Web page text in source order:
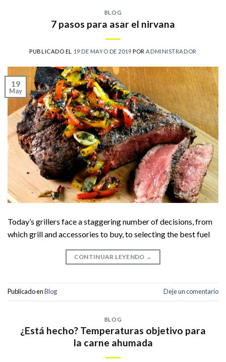
BLOG
7 pasos para asar el nirvana
PUBLICADO EL 19 DE MAYO DE 2019 POR ADMINISTRADOR
19
May
Today’s grillers face a staggering number of decisions, from
which grill and accessories to buy, to selecting the best fuel
CONTINUAR LEYENDO →
Publicado enBlog Deje un comentario
BLOG
¿Está hecho? Temperaturas objetivo para
la carne ahumada